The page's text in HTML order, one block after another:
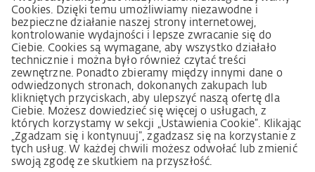
Deklaracja zasad strategii w zakresie praw człowieka
Procedura składania skarg zgodnie z §§ 8, 9 ustawy o
należytej staranności w łańcuchu dostaw (niem. LkSG)
Imprint
OWS
Oświadczenie o ochronie danych osobowych
Informacja o realizowanej strategii podatkowej